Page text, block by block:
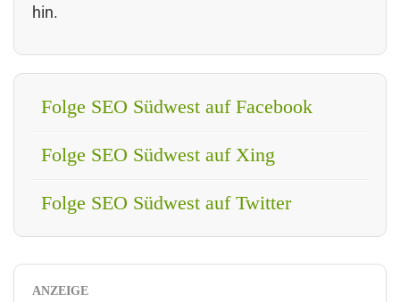
hin.
Folge SEO Südwest auf Facebook
Folge SEO Südwest auf Xing
Folge SEO Südwest auf Twitter
ANZEIGE